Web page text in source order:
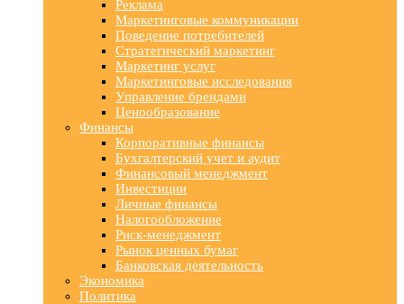
Реклама
Маркетинговые коммуникации
Поведение потребителей
Стратегический маркетинг
Маркетинг услуг
Маркетинговые исследования
Управление брендами
Ценообразование
Финансы
Корпоративные финансы
Бухгалтерский учет и аудит
Финансовый менеджмент
Инвестиции
Личные финансы
Налогообложение
Риск-менеджмент
Рынок ценных бумаг
Банковская деятельность
Экономика
Политика